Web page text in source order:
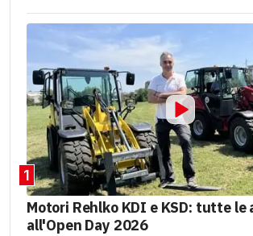
1
Motori Rehlko KDI e KSD: tutte le
all'Open Day 2026